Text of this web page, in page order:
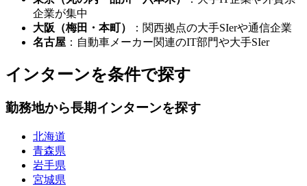
企業が集中
大阪（梅田・本町）
：関西拠点の大手SIerや通信企業
名古屋 ：自動車メーカー関連のIT部門や大手SIer
インターンを条件で探す
勤務地から長期インターンを探す
北海道
青森県
岩手県
宮城県